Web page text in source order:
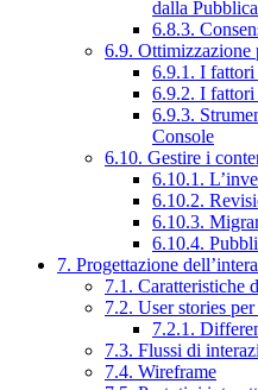
dalla
6.8.3.
6.9. Ottimizzazione
6.9.1. I fattori
6.9.2. I fattori
6.9.3.
Console
6.10. Gestire i
6.10.1.
6.10.2.
6.10.3.
6.10.4.
7. Progettazione
7.1. Caratteristiche
7.2. User stories
7.2.1.
7.3. Flussi di
7.4. Wireframe